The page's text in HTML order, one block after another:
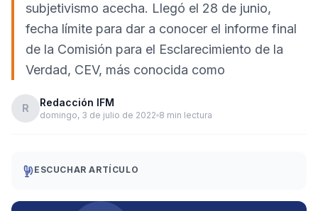
subjetivismo acecha. Llegó el 28 de junio,
fecha límite para dar a conocer el informe final
de la Comisión para el Esclarecimiento de la
Verdad, CEV, más conocida como
R Redacción IFM
domingo, 3 de julio de 2022 8 min lectura
ESCUCHAR ARTÍCULO